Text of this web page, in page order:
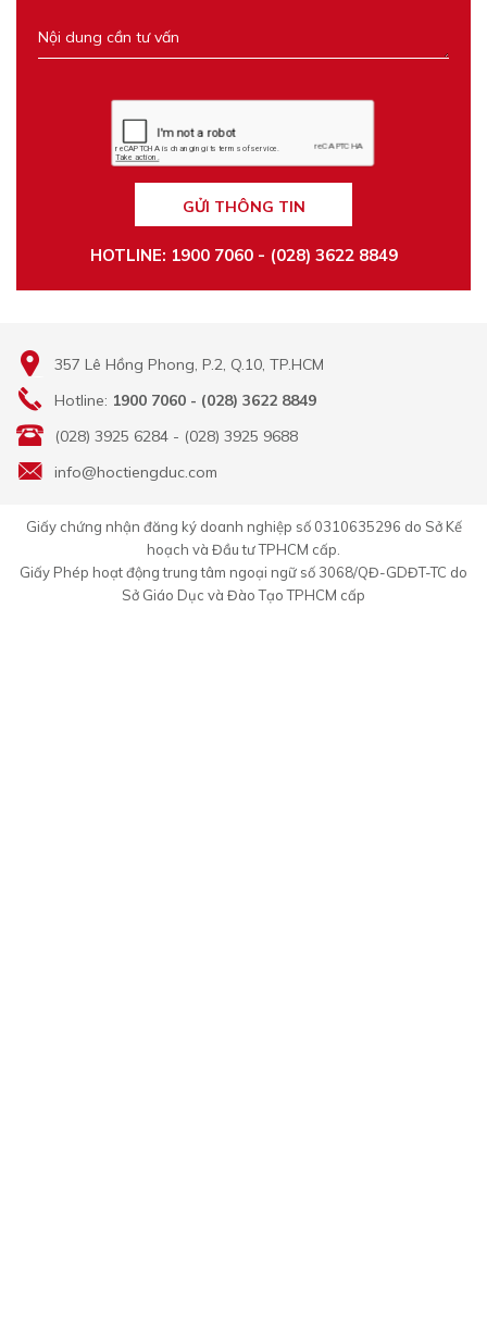
GỬI THÔNG TIN
HOTLINE: 1900 7060 - (028) 3622 8849
357 Lê Hồng Phong, P.2, Q.10, TP.HCM
Hotline: 1900 7060 - (028) 3622 8849
(028) 3925 6284 - (028) 3925 9688
info@hoctiengduc.com
Giấy chứng nhận đăng ký doanh nghiệp số 0310635296 do Sở Kế
hoạch và Đầu tư TPHCM cấp.
Giấy Phép hoạt động trung tâm ngoại ngữ số 3068/QĐ-GDĐT-TC do
Sở Giáo Dục và Đào Tạo TPHCM cấp